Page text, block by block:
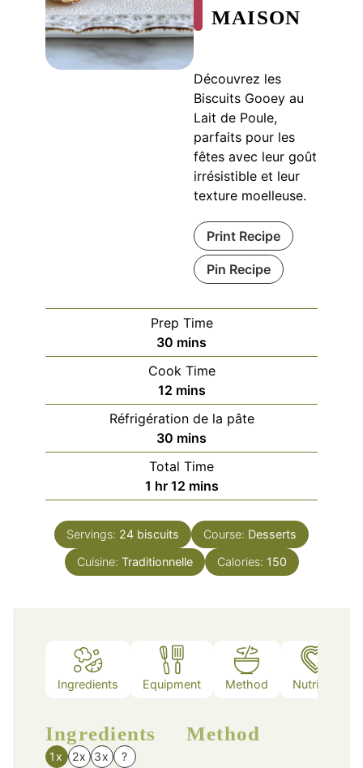
MAISON
Découvrez les
Biscuits Gooey au
Lait de Poule,
parfaits pour les
fêtes avec leur goût
irrésistible et leur
texture moelleuse.
Print Recipe
Pin Recipe
Prep Time
30 minutes
mins
Cook Time
12minutes
mins
Réfrigération de la pâte
30 minutes
mins
Total Time
1 hour
hr 12minutes
mins
Servings: 24 biscuits Course: Desserts
Cuisine: Traditionnelle Calories: 150
Ingredients Equipment Method Nutrition
Ingredients
1x 2x 3x ?
Method